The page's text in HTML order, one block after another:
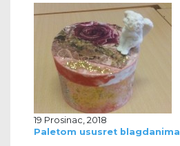
19 Prosinac, 2018
Paletom ususret blagdanima